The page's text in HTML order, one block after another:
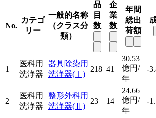
No.
カテゴ
リー
一般的名称
（クラス分
類）
品
目
数
企
業
数
年間
総出
荷額
1
医科用
洗浄器
器具除染用
洗浄器(Ⅰ)
218 41
30.53
億円/
年
-
2
医科用
洗浄器
整形外科用
洗浄器(Ⅱ)
23 14
24.66
億円/
年
-